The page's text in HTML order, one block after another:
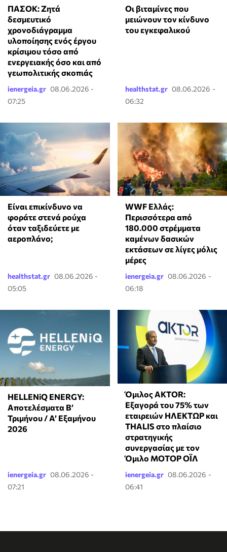
ΠΑΣΟΚ: Ζητά
δεσμευτικό
χρονοδιάγραμμα
υλοποίησης ενός έργου
κρίσιμου τόσο από
ενεργειακής όσο και από
γεωπολιτικής σκοπιάς
ienergeia.gr 08.06.2026 -
07:25
Οι βιταμίνες που
μειώνουν τον κίνδυνο
του εγκεφαλικού
healthstat.gr 08.06.2026 -
06:32
⁠Είναι επικίνδυνο να
φοράτε στενά ρούχα
όταν ταξιδεύετε με
αεροπλάνο;
healthstat.gr 08.06.2026 -
05:05
WWF Ελλάς:
Περισσότερα από
180.000 στρέμματα
καμένων δασικών
εκτάσεων σε λίγες μόλις
μέρες
ienergeia.gr 08.06.2026 -
06:18
HELLENiQ ENERGY:
Αποτελέσματα Β’
Τριμήνου / Α’ Εξαμήνου
2026
ienergeia.gr 08.06.2026 -
07:21
Όμιλος AKTOR:
Εξαγορά του 75% των
εταιρειών ΗΛΕΚΤΩΡ και
THALIS στο πλαίσιο
στρατηγικής
συνεργασίας με τον
Όμιλο ΜΟΤΟΡ ΟΪΛ
ienergeia.gr 08.06.2026 -
06:41